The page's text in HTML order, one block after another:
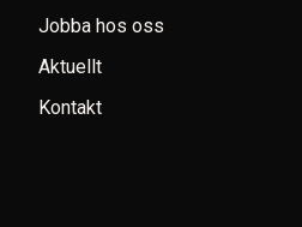
Jobba hos oss
Aktuellt
Kontakt